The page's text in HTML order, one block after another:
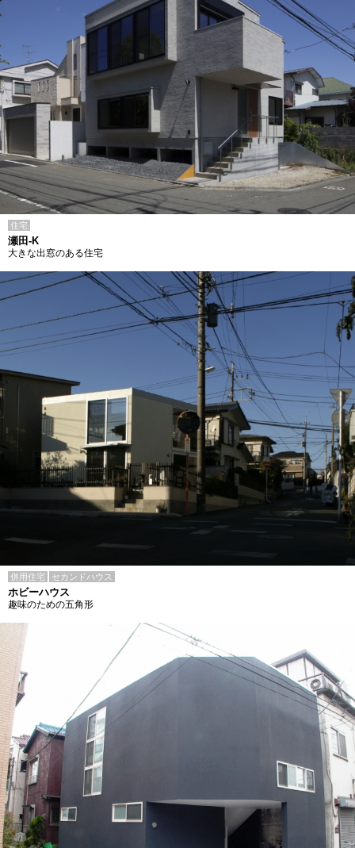
住宅
瀬田-K
大きな出窓のある住宅
併用住宅 セカンドハウス
ホビーハウス
趣味のための五角形